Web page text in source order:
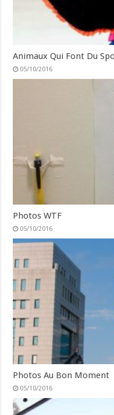
Animaux Qui Font Du
05/10/2016
Photos WTF
05/10/2016
Photos Au Bon Moment
05/10/2016